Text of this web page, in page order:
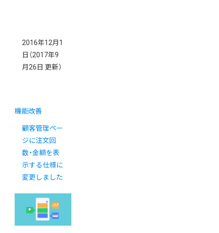
2016年12月1
日 （2017年9
月26日 更新）
機能改善
顧客管理ペー
ジに注文回
数・金額を表
示する仕様に
変更しました